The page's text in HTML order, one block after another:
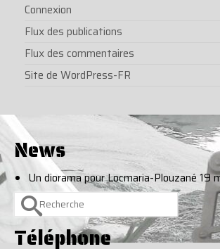
Connexion
Flux des publications
Flux des commentaires
Site de WordPress-FR
News
Un diorama pour Locmaria-Plouzané 19
Rechercher :
Téléphone